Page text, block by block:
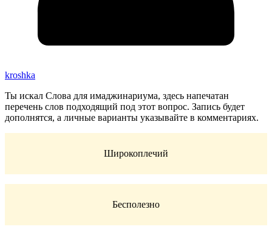
kroshka
Ты искал Слова для имаджинариума, здесь напечатан
перечень слов подходящий под этот вопрос. Запись будет
дополнятся, а личные варианты указывайте в комментариях.
Широкоплечий
Бесполезно